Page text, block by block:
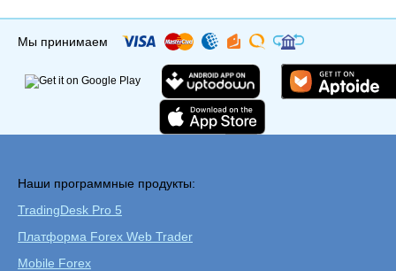
Мы принимаем
Наши программные продукты:
TradingDesk Pro 5
Платформа Forex Web Trader
Mobile Forex